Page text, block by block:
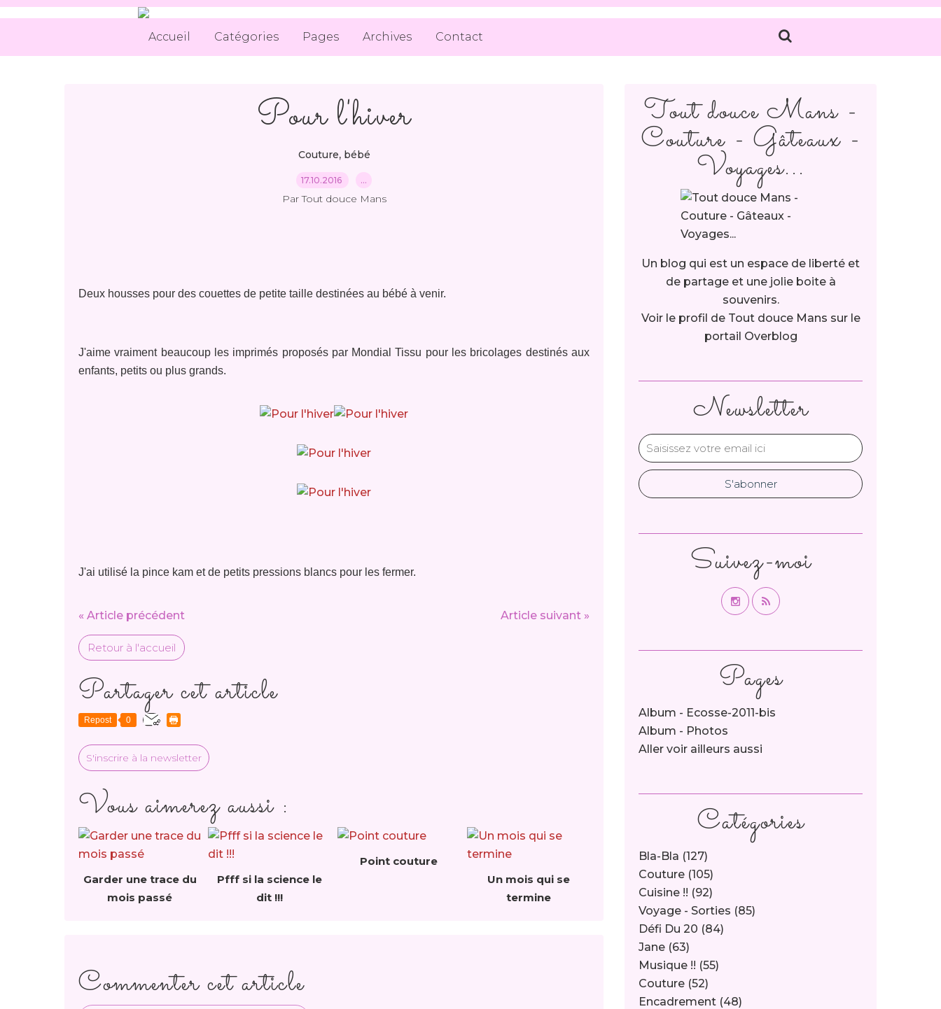
Accueil Catégories Pages Archives Contact
Pour l'hiver
Couture, bébé
17.10.2016 …
Par Tout douce Mans
Deux housses pour des couettes de petite taille destinées au bébé à venir.
J'aime vraiment beaucoup les imprimés proposés par Mondial Tissu pour les bricolages destinés aux
enfants, petits ou plus grands.
J'ai utilisé la pince kam et de petits pressions blancs pour les fermer.
« Article précédent Article suivant »
Retour à l'accueil
Partager cet article
Repost 0
S'inscrire à la newsletter
Vous aimerez aussi :
Garder une trace du
mois passé
Pfff si la science le
dit !!!
Point couture
Un mois qui se
termine
Commenter cet article
Newsletter
Catégories
Bla-Bla (127)
Couture (105)
Cuisine !! (92)
Voyage - Sorties (85)
Défi Du 20 (84)
Jane (63)
Musique !! (55)
Couture (52)
Encadrement (48)
Pages
Album - Ecosse-2011-bis
Album - Photos
Aller voir ailleurs aussi
Tout douce Mans -
Couture - Gâteaux -
Voyages...
Un blog qui est un espace de liberté et
de partage et une jolie boite à
souvenirs.
Voir le profil de Tout douce Mans sur le
portail Overblog
Suivez-moi